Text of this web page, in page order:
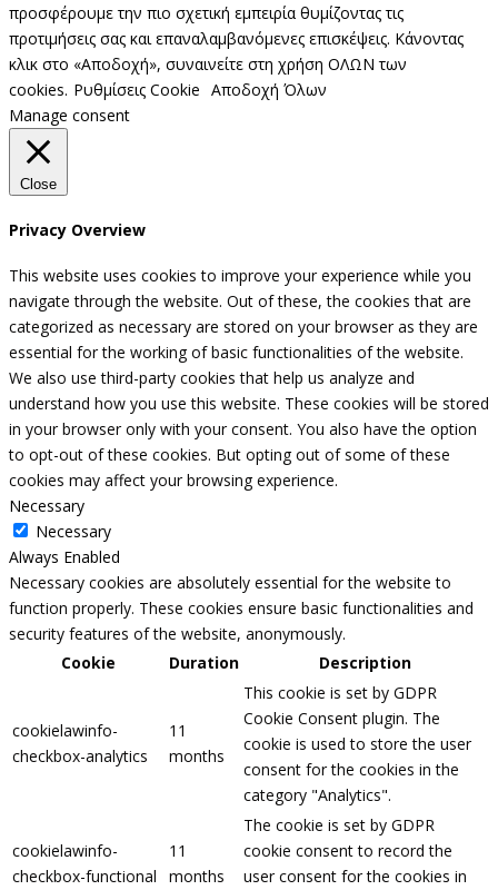
προσφέρουμε την πιο σχετική εμπειρία θυμίζοντας τις
προτιμήσεις σας και επαναλαμβανόμενες επισκέψεις. Κάνοντας
κλικ στο «Αποδοχή», συναινείτε στη χρήση ΟΛΩΝ των
cookies. Ρυθμίσεις Cookie Αποδοχή Όλων
Manage consent
Close
Privacy Overview
This website uses cookies to improve your experience while you
navigate through the website. Out of these, the cookies that are
categorized as necessary are stored on your browser as they are
essential for the working of basic functionalities of the website.
We also use third-party cookies that help us analyze and
understand how you use this website. These cookies will be stored
in your browser only with your consent. You also have the option
to opt-out of these cookies. But opting out of some of these
cookies may affect your browsing experience.
Necessary
Necessary
Always Enabled
Necessary cookies are absolutely essential for the website to
function properly. These cookies ensure basic functionalities and
security features of the website, anonymously.
Cookie
Duration Description
cookielawinfo-
checkbox-analytics
11
months
This cookie is set by GDPR
Cookie Consent plugin. The
cookie is used to store the user
consent for the cookies in the
category "Analytics".
cookielawinfo-
checkbox-functional
11
months
The cookie is set by GDPR
cookie consent to record the
user consent for the cookies in